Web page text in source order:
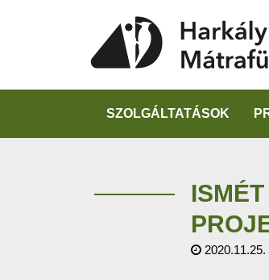
SZOLGÁLTATÁSOK
2020.11.25.